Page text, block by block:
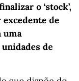
o ‘stock’,
de
uma
de